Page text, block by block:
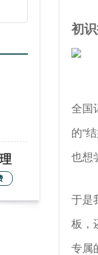
初
全国
的"
也想
于是
板，
专属